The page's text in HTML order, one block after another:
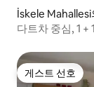
İskele
다트
게스트 선호
게스트 선호